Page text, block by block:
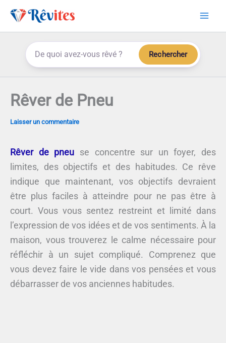
Aller
Rechercher
Rêver de Pneu
Laisser un commentaire
Rêver de pneu se concentre sur un foyer, des
limites, des objectifs et des habitudes. Ce rêve
indique que maintenant, vos objectifs devraient
être plus faciles à atteindre pour ne pas être à
court. Vous vous sentez restreint et limité dans
l’expression de vos idées et de vos sentiments. À la
maison, vous trouverez le calme nécessaire pour
réfléchir à un sujet compliqué. Comprenez que
vous devez faire le vide dans vos pensées et vous
débarrasser de vos anciennes habitudes.